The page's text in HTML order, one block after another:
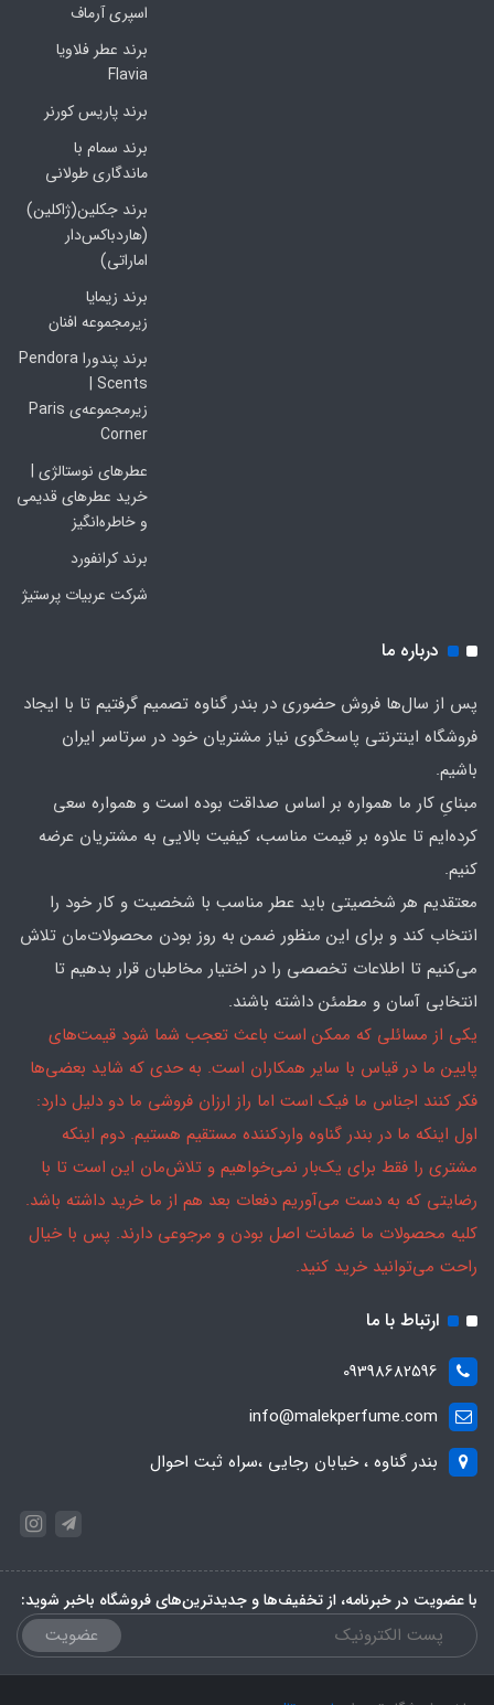
اسپری آرماف
برند عطر فلاویا
Flavia
برند پاریس کورنر
برند سمام با
ماندگاری طولانی
برند جکلین(ژاکلین)
(هاردباکس‌دار
اماراتی)
برند زیمایا
زیرمجموعه افنان
برند پندورا Pendora
Scents |
زیرمجموعه‌ی Paris
Corner
عطرهای نوستالژی |
خرید عطرهای قدیمی
و خاطره‌انگیز
برند کرانفورد
شرکت عربیات پرستیژ
درباره ما
پس از سال‌ها فروش حضوری در بندر گناوه تصمیم گرفتیم تا با ایجاد
فروشگاه اینترنتی پاسخگوی نیاز مشتریان خود در سرتاسر ایران
باشیم.
مبنایِ کار ما همواره بر اساس صداقت بوده است و همواره سعی
کرده‌ایم تا علاوه بر قیمت مناسب، کیفیت بالایی به مشتریان عرضه
کنیم.
معتقدیم هر شخصیتی باید عطر مناسب با شخصیت و کار خود را
انتخاب کند و برای این منظور ضمن به روز بودن محصولات‌مان تلاش
می‌کنیم تا اطلاعات تخصصی را در اختیار مخاطبان قرار بدهیم تا
انتخابی آسان و مطمئن داشته باشند.
یکی از مسائلی که ممکن است باعث تعجب شما شود قیمت‌های
پایین ما در قیاس با سایر همکاران است. به حدی که شاید بعضی‌ها
فکر کنند اجناس ما فیک است اما راز ارزان فروشی ما دو دلیل دارد:
اول اینکه ما در بندر گناوه واردکننده مستقیم هستیم. دوم اینکه
مشتری را فقط برای یک‌بار نمی‌خواهیم و تلاش‌مان این است تا با
رضایتی که به دست می‌آوریم دفعات بعد هم از ما خرید داشته باشد.
کلیه محصولات ما ضمانت اصل بودن و مرجوعی دارند. پس با خیال
راحت می‌توانید خرید کنید.
ارتباط با ما
09398682596
info@malekperfume.com
بندر گناوه ، خیابان رجایی ،سراه ثبت احوال
با عضویت در خبرنامه، از تخفیف‌ها و جدیدترین‌های فروشگاه باخبر شوید:
عضویت